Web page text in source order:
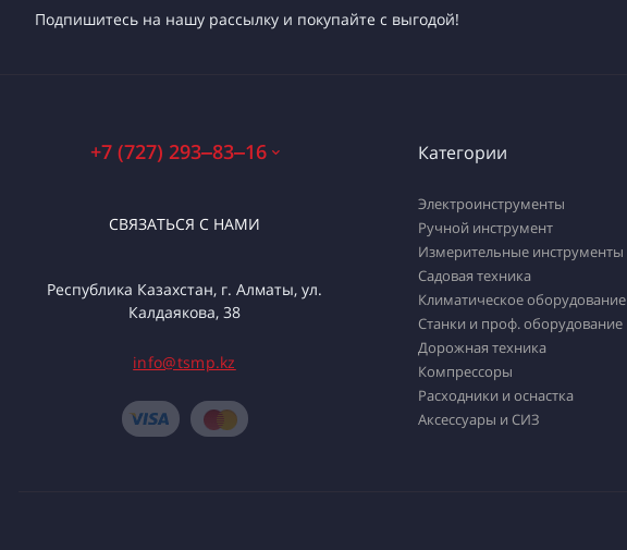
Подпишитесь на нашу рассылку и покупайте с выгодой!
+7 (727) 293‒83‒16
СВЯЗАТЬСЯ С НАМИ
Республика Казахстан, г. Алматы, ул.
Калдаякова, 38
info@tsmp.kz
Категории
Электроинструменты
Ручной инструмент
Измерительные инструменты
Садовая техника
Климатическое оборудование
Станки и проф. оборудование
Дорожная техника
Компрессоры
Расходники и оснастка
Аксессуары и СИЗ